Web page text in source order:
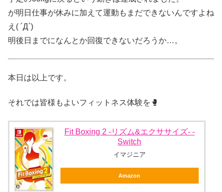
が明日仕事が休みに加えて運動もまだできないんですよね
え( ´Д`)
明後日までになんとか回復できないだろうか…。
本日は以上です。
それでは皆様もよいフィットネス体験を🥊
Fit Boxing 2 -リズム&エクササイズ- -
Switch
イマジニア
Amazon